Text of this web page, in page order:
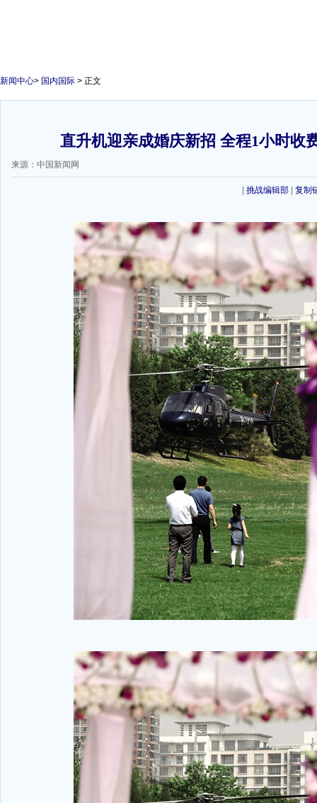
新闻中心> 国内国际 > 正文
直升机迎亲成婚庆新招 全程1小时收
来源：中国新闻网
挑战编辑部 复制